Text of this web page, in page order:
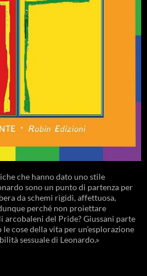
che hanno dato uno stile
sono un punto di partenza per
da schemi rigidi, affettuosa,
perché non proiettare
del Pride? Giussani parte
cose della vita per un’esplorazione
sessuale di Leonardo.»